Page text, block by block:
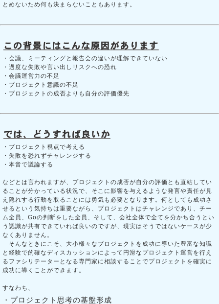
とめないため何も決まらないこともあります。
・会議、ミーティングと報告会の違いが理解できていない
・過度な失敗や言い出しリスクへの恐れ
・会議運営力の不足
・プロジェクト意識の不足
・プロジェクトの成否よりも自分の評価優先
・プロジェクト視点で考える
・失敗を恐れずチャレンジする
・本音で議論する
などとは言われますが、プロジェクトの成否が自分の評価とも直結してい
ることが分かっている状況で、そこに影響を与えるような発言や責任が見
え隠れする行動を取ることには勇気も必要となります。何としても成功さ
せるという気持ちは重要ながら、プロジェクトはチャレンジであり、チー
ム全員、Goの判断をした全員、そして、会社全体で全てを分かち合うとい
う認識が共有できていれば良いのですが、現実はそうではないケースが少
なくありません。
そんなときにこそ、大小様々なプロジェクトを成功に導いた豊富な知識
と経験で的確なディスカッションによって円滑なプロジェクト運営を行え
るファシリテーターとなる専門家に相談することでプロジェクトを確実に
成功に導くことができます。
すなわち、
・プロジェクト思考の基盤形成